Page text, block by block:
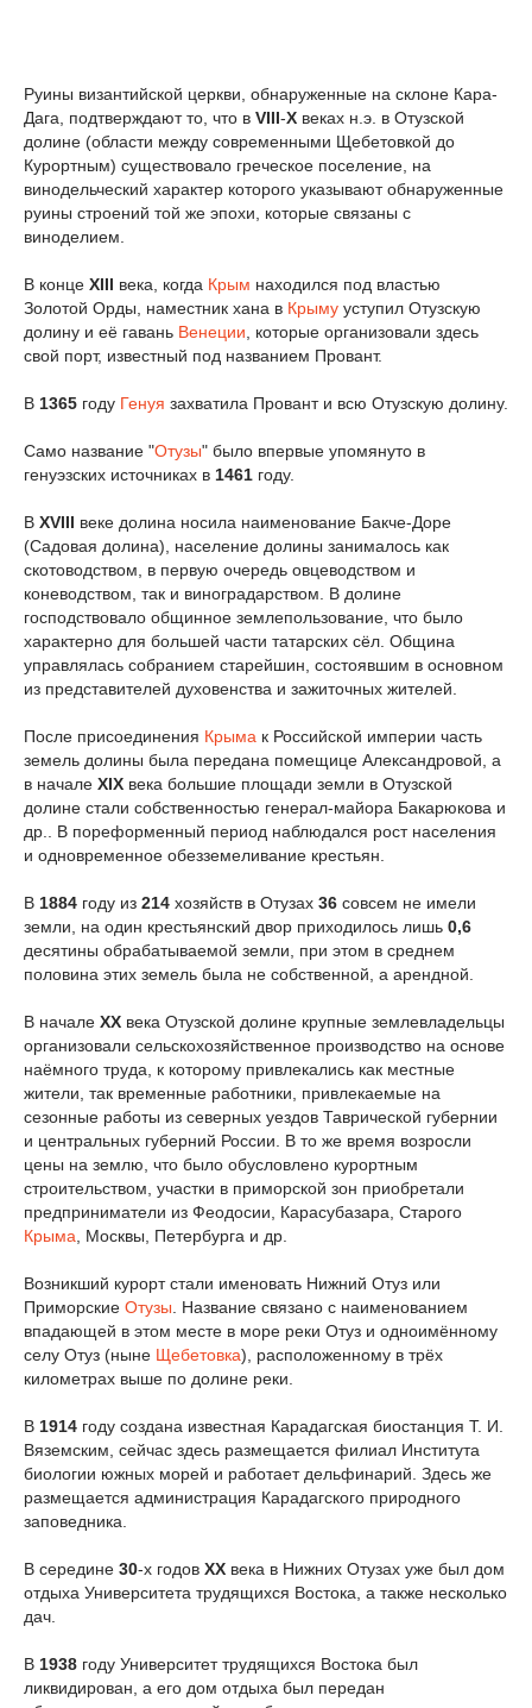
Руины византийской церкви, обнаруженные на склоне Кара-
Дага, подтверждают то, что в VIII-X веках н.э. в Отузской
долине (области между современными Щебетовкой до
Курортным) существовало греческое поселение, на
винодельческий характер которого указывают обнаруженные
руины строений той же эпохи, которые связаны с
виноделием.
В конце XIII века, когда Крым находился под властью
Золотой Орды, наместник хана в Крыму уступил Отузскую
долину и её гавань Венеции , которые организовали здесь
свой порт, известный под названием Провант.
В 1365 году Генуя захватила Провант и всю Отузскую долину.
Само название "Отузы" было впервые упомянуто в
генуэзских источниках в 1461 году.
В XVIII веке долина носила наименование Бакче-Доре
(Садовая долина), население долины занималось как
скотоводством, в первую очередь овцеводством и
коневодством, так и виноградарством. В долине
господствовало общинное землепользование, что было
характерно для большей части татарских сёл. Община
управлялась собранием старейшин, состоявшим в основном
из представителей духовенства и зажиточных жителей.
После присоединения Крыма к Российской империи часть
земель долины была передана помещице Александровой, а
в начале XIX века большие площади земли в Отузской
долине стали собственностью генерал-майора Бакарюкова и
др.. В пореформенный период наблюдался рост населения
и одновременное обезземеливание крестьян.
В 1884 году из 214 хозяйств в Отузах 36 совсем не имели
земли, на один крестьянский двор приходилось лишь 0,6
десятины обрабатываемой земли, при этом в среднем
половина этих земель была не собственной, а арендной.
В начале XX века Отузской долине крупные землевладельцы
организовали сельскохозяйственное производство на основе
наёмного труда, к которому привлекались как местные
жители, так временные работники, привлекаемые на
сезонные работы из северных уездов Таврической губернии
и центральных губерний России. В то же время возросли
цены на землю, что было обусловлено курортным
строительством, участки в приморской зон приобретали
предприниматели из Феодосии, Карасубазара, Старого
Крыма , Москвы, Петербурга и др.
Возникший курорт стали именовать Нижний Отуз или
Приморские Отузы . Название связано с наименованием
впадающей в этом месте в море реки Отуз и одноимённому
селу Отуз (ныне Щебетовка), расположенному в трёх
километрах выше по долине реки.
В 1914 году создана известная Карадагская биостанция Т. И.
Вяземским, сейчас здесь размещается филиал Института
биологии южных морей и работает дельфинарий. Здесь же
размещается администрация Карадагского природного
заповедника.
В середине 30-х годов XX века в Нижних Отузах уже был дом
отдыха Университета трудящихся Востока, а также несколько
дач.
В 1938 году Университет трудящихся Востока был
ликвидирован, а его дом отдыха был передан